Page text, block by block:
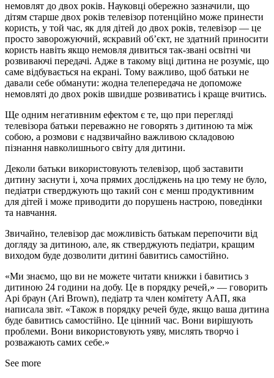
немовлят до двох років. Науковці обережно зазначили, що
дітям старше двох років телевізор потенційно може принести
користь, у той час, як для дітей до двох років, телевізор — це
просто заворожуючий, яскравий об’єкт, не здатний приносити
користь навіть якщо немовля дивиться так-звані освітні чи
розвиваючі передачі. Адже в такому віці дитина не розуміє, що
саме відбувається на екрані. Тому важливо, щоб батьки не
давали себе обманути: жодна телепередача не допоможе
немовляті до двох років швидше розвиватись і краще вчитись.
Ще одним негативним ефектом є те, що при перегляді
телевізора батьки переважно не говорять з дитиною та між
собою, а розмови є надзвичайно важливою складовою
пізнання навколишнього світу для дитини.
Деколи батьки використовують телевізор, щоб заставити
дитину заснути і, хоча прямих досліджень на цю тему не було,
педіатри стверджують що такий сон є менш продуктивним
для дітей і може приводити до порушень настрою, поведінки
та навчання.
Звичайно, телевізор дає можливість батькам перепочити від
догляду за дитиною, але, як стверджують педіатри, кращим
виходом буде дозволити дитині бавитись самостійно.
«Ми знаємо, що ви не можете читати книжки і бавитись з
дитиною 24 години на добу. Це в порядку речей,» — говорить
Арі браун (Ari Brown), педіатр та член комітету ААП, яка
написала звіт. «Також в порядку речей буде, якщо ваша дитина
буде бавитись самостійно. Це цінний час. Вони вирішують
проблеми. Вони використовують уяву, мислять творчо і
розважають самих себе.»
See more